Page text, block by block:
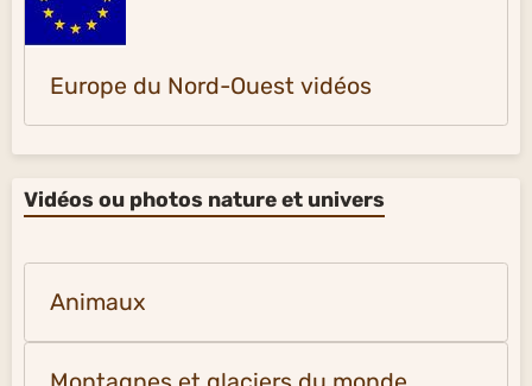
Europe du Nord-Ouest vidéos
Vidéos ou photos nature et univers
Animaux